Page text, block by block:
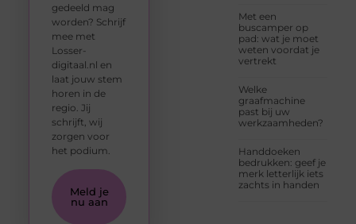
Met een
buscamper op
pad: wat je moet
weten voordat je
vertrekt
Welke
graafmachine
past bij uw
werkzaamheden?
Handdoeken
bedrukken: geef je
merk letterlijk iets
zachts in handen
gedeeld mag
worden? Schrijf
mee met
Losser-
digitaal.nl en
laat jouw stem
horen in de
regio. Jij
schrijft, wij
zorgen voor
het podium.
Meld je
nu aan